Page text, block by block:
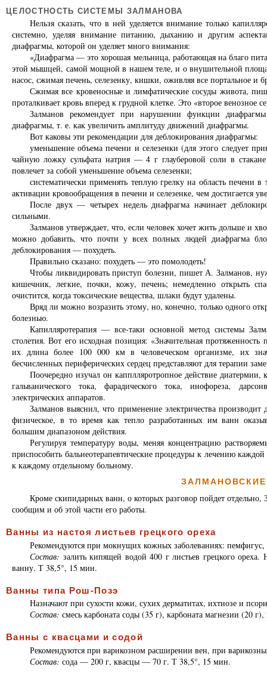
ЦЕЛОСТНОСТЬ СИСТЕМЫ ЗАЛМАНОВА
Нельзя сказать, что в ней уделяется внимание только
системно, уделяя внимание питанию, дыханию и другим
диафрагмы, которой он уделяет много внимания:
«Диафрагма — это хорошая мельница, работающая на благо
этой мышцей, самой мощной в нашем теле, и о внушительной
насос, сжимая печень, селезенку, кишки, оживляя все портальное и
Сжимая все кровеносные и лимфатические сосуды живота,
проталкивает кровь вперед к грудной клетке. Это «второе венозное
Залманов рекомендует при нарушении функции
диафрагмы, т. е. как увеличить амплитуду движений диафрагмы.
Вот каковы эти рекомендации для деблокирования диафрагмы:
уменьшение объема печени и селезенки (для этого следует
чайную ложку сульфата натрия — 4 г глауберовой соли в
повлечет за собой уменьшение объема селезенки;
систематически применять теплую грелку на область
активации кровообращения в печени и селезенке, чем достигается
После двух — четырех недель диафрагма начинает
сильными.
Залманов утверждает, что, если человек хочет жить дольше и
можно добавить, что почти у всех полных людей диафрагма
деблокирования — похудеть.
Правильно сказано: похудеть — это помолодеть!
Чтобы ликвидировать приступ болезни, пишет А. Залманов,
кишечник, легкие, почки, кожу, печень; немедленно открыть
очистится, когда токсические вещества, шлаки будут удалены.
Вряд ли можно возразить этому, но, конечно, только одного
болезнью.
Капилляротерапия — все-таки основной метод системы
столетия. Вот его исходная позиция: «Значительная
их длина более 100 000 км в человеческом организме, их
бесчисленных периферических сердец представляют для терапии
Поочередно изучал он капплляротропное действие
гальванического тока, фарадического тока, инофореза,
электрических аппаратов.
Залманов выяснил, что применение электричества производит
физическое, в то время как тепло разработанных им ванн
большим диапазоном действия.
Регулируя температуру воды, меняя концентрацию
приспособить бальнеотерапевтические процедуры к лечению
к каждому отдельному больному.
Кроме скипидарных ванн, о которых разговор пойдет
сообщим и об этой части его работы.
Ванны из настоя листьев грецкого ореха
Рекомендуются при мокнущих кожных заболеваниях: пемфигус,
Состав: залить кипящей водой 400 г листьев грецкого
ванну. Т 38,5°, 15 мин.
Ванны типа Рош-Позэ
Назначают при сухости кожи, сухих дерматитах, ихтиозе и
Состав: смесь карбоната соды (35 г), карбоната магнезии (20
Ванны с квасцами и содой
Рекомендуются при варикозном расширении вен, при
Состав: сода — 200 г, квасцы — 70 г. Т 38,5°, 15 мин.